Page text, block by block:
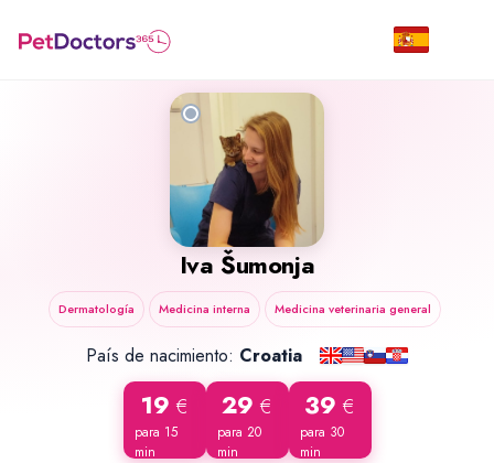
Iva Šumonja
Dermatología Medicina interna Medicina veterinaria general
País de nacimiento: Croatia
19 €
para 15
min
29 €
para 20
min
39 €
para 30
min